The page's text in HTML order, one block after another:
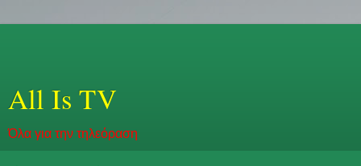
All Is TV
Όλα για την τηλεόραση